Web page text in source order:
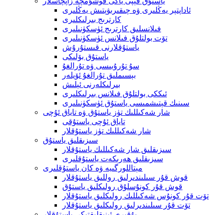
ئاداپتېر يەڭلىرى ۋە چىقىرىۋېتىش يەڭلىرى
كارترىج بىرلىكلىرى
فىلانسلىق كارترىج ئۈسكۈنىلىرى
تۆت بولتلۇق فىلانس ئۈسكۈنىلىرى
ياستۇقلارنى قىستۇرۇش
ياستۇق بۆلىكى
سۇ تۇرۇبىسى ۋە تۇرالغۇ
بېسىملىق تۇرالغۇ ئۆيلەر
بىرلىكلەرنى ئېلىش
ئىككى بولتلۇق فىلانس بىرلىكلىرى
سىنىك قېتىشمىسى ياستۇق ئۈسكۈنىلىرى
شار شەكىللىك تۈز ياستۇق ۋە تاياق ئۇچى
تاياق ئۇچى ياستۇقى
شار شەكىللىك تۈز ياستۇقلار
سىزىقلىق ياستۇق
سىزىقلىق شار شەكىللىك ياستۇقلار
سىزىقلىق ھەرىكەت ياستۇقلىرى
مېتاللورگىيە ۋە كان ياستۇقلىرى
قوش قۇر سىلىندىرلىق روللىق ياستۇقلار
قوش قۇر كونۇسلۇق رولىكلىق ياستۇق
تۆت قۇر كونۇس شەكىللىك رولىكلىق ياستۇقلار
تۆت قۇر سىلىندىرلىق رولىكلىق ياستۇقلار